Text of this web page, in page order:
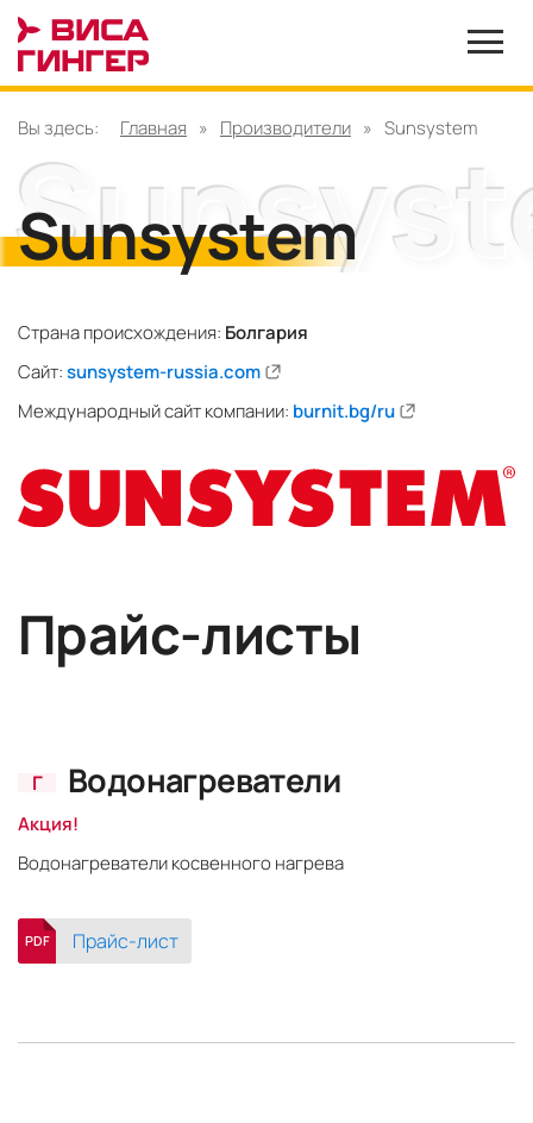
Вы здесь: Главная » Производители » Sunsystem
Sunsystem
Страна происхождения: Болгария
Сайт:sunsystem-russia.com
Международный сайт компании: burnit.bg/ru
Прайс-листы
Г Водонагреватели
Акция!
Водонагреватели косвенного нагрева
PDF Прайс-лист